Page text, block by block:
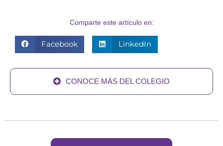
Comparte este artículo en:
Facebook LinkedIn
CONOCE MÁS DEL COLEGIO